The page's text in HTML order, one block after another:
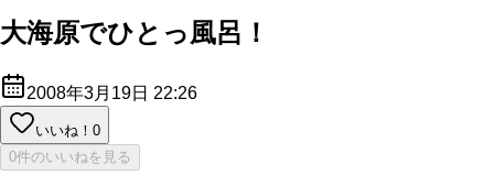
大海原でひとっ風呂！
2008年3月19日 22:26
いいね！ 0
0件のいいねを見る